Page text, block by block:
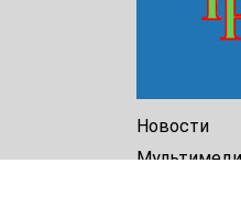
Новости